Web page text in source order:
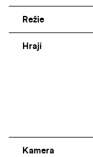
Režie
Hrají
Kamera